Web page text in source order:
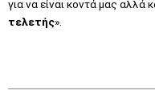
για να είναι κοντά μας αλλά
τελετής».